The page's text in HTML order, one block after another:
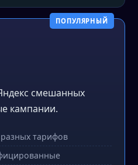
ПОПУЛЯРНЫЙ
смешанных
кампании.
разных тарифов